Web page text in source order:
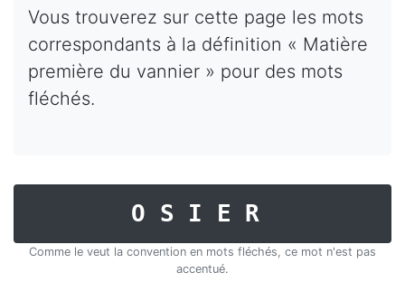
Vous trouverez sur cette page les mots
correspondants à la définition « Matière
première du vannier » pour des mots
fléchés.
OSIER
Comme le veut la convention en mots fléchés, ce mot n'est pas
accentué.